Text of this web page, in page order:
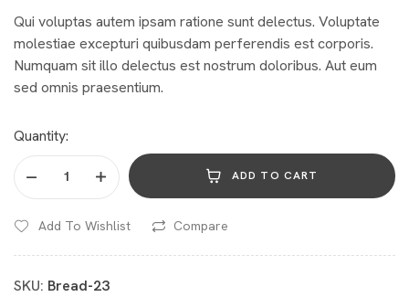
Qui voluptas autem ipsam ratione sunt delectus. Voluptate
molestiae excepturi quibusdam perferendis est corporis.
Numquam sit illo delectus est nostrum doloribus. Aut eum
sed omnis praesentium.
Quantity:
ADD TO CART
Add To Wishlist Compare
SKU: Bread-23